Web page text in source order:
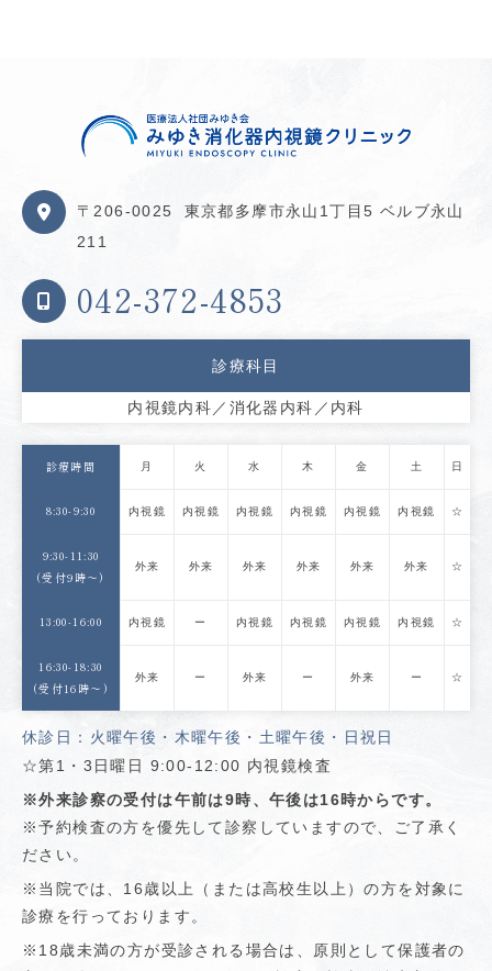
〒206-0025
東京都多摩市永山1丁目5 ベルブ永山
211
042-372-4853
診療科目
内視鏡内科／消化器内科／内科
診療時間 月 火 水 木 金 土 日
8:30-9:30 内視鏡 内視鏡 内視鏡 内視鏡 内視鏡 内視鏡 ☆
9:30-11:30
(受付9時〜)
外来 外来 外来 外来 外来 外来 ☆
13:00-16:00 内視鏡 ー 内視鏡 内視鏡 内視鏡 内視鏡 ☆
16:30-18:30
(受付16時〜)
外来 ー 外来 ー 外来 ー ☆
休診日：火曜午後・木曜午後・土曜午後・日祝日
☆第1・3日曜日 9:00-12:00 内視鏡検査
※外来診察の受付は午前は9時、午後は16時からです。
※予約検査の方を優先して診察していますので、ご了承く
ださい。
※当院では、16歳以上（または高校生以上）の方を対象に
診療を行っております。
※18歳未満の方が受診される場合は、原則として保護者の